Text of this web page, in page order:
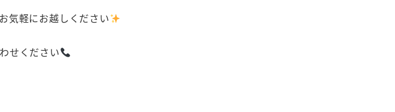
気軽にお越しください
せください